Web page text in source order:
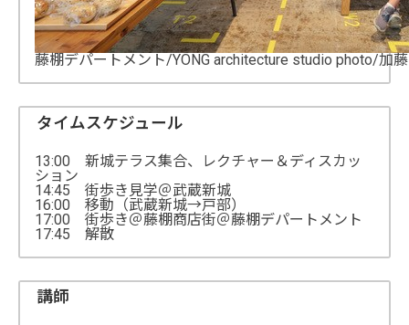
藤棚デパートメント/YONG architecture studio photo/加
タイムスケジュール
13:00 新城テラス集合、レクチャー＆ディスカッ
ション
14:45 街歩き見学＠武蔵新城
16:00 移動（武蔵新城→戸部）
17:00 街歩き＠藤棚商店街＠藤棚デパートメント
17:45 解散
講師